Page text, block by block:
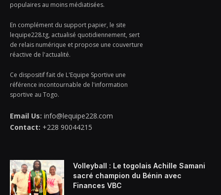
populaires au moins médiatisées.
En complément du support papier, le site
lequipe228.tg, actualisé quotidiennement, sert
de relais numérique et propose une couverture
réactive de l'actualité.
Ce dispositif fait de L'Equipe Sportive une
référence incontournable de l'information
sportive au Togo.
Email Us: info@lequipe228.com
Contact: +228 90044215
Volleyball : Le togolais Achille Samani
sacré champion du Bénin avec
Finances VBC